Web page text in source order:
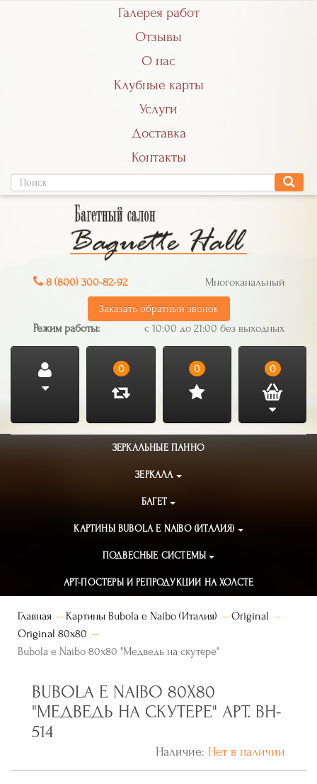
Галерея работ
Отзывы
О нас
Клубные карты
Услуги
Доставка
Контакты
8 (800) 300-82-92 Многоканальный
Заказать обратный звонок
Режим работы: с 10:00 до 21:00 без выходных
0 0 0
ЗЕРКАЛЬНЫЕ ПАННО
ЗЕРКАЛА
БАГЕТ
КАРТИНЫ BUBOLA E NAIBO (ИТАЛИЯ)
ПОДВЕСНЫЕ СИСТЕМЫ
АРТ-ПОСТЕРЫ И РЕПРОДУКЦИИ НА ХОЛСТЕ
Главная Картины Bubola e Naibo (Италия)
Original
Original 80x80
Bubola e Naibo 80х80 "Медведь на скутере"
BUBOLA E NAIBO 80Х80
"МЕДВЕДЬ НА СКУТЕРЕ" АРТ. BH-
514
Наличие: Нет в наличии